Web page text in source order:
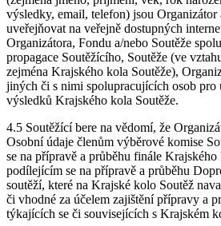
výsledky, email, telefon) jsou Organizátor
uveřejňovat na veřejně dostupných
Organizátora, Fondu a/nebo Soutěže
propagace Soutěžícího, Soutěže (ve
zejména Krajského kola Soutěže),
jiných či s nimi spolupracujících osob pro
výsledků Krajského kola Soutěže.
4.5 Soutěžící bere na vědomí, že
Osobní údaje členům výběrové komise
se na přípravě a průběhu finále Krajského
podílejícím se na přípravě a průběhu
soutěží, které na Krajské kolo Soutěž
či vhodné za účelem zajištění přípravy a
týkajících se či souvisejících s Krajském